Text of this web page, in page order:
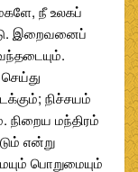
நீ உலகப்
இறைவனைப்
நிச்சயம்
நிறைய மந்திரம்
என்று
பொறுமையும்